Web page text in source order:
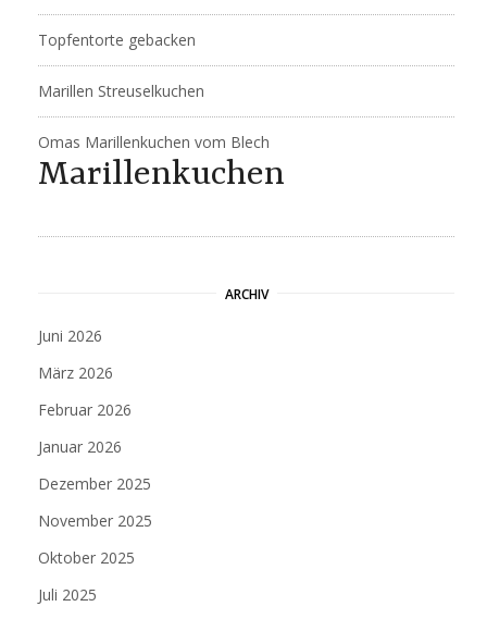
Topfentorte gebacken
Marillen Streuselkuchen
Omas Marillenkuchen vom Blech
Marillenkuchen
ARCHIV
Juni 2026
März 2026
Februar 2026
Januar 2026
Dezember 2025
November 2025
Oktober 2025
Juli 2025